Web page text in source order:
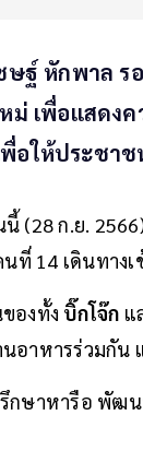
ษฐ์ หักพาล ร
ม่ เพื่อแสดง
พื่อให้ประชา
นี้ (28 ก.ย.
ที่ 14 เดินทาง
องทั้ง บิ๊กโจ๊ก แ
อาหารร่วมกั
กษาหารือ พัฒ